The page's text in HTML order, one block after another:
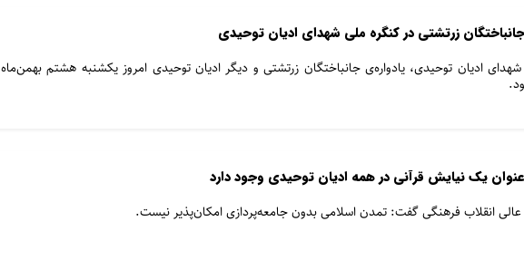
زرتشتی در کنگره ملی شهدای ادیان توحیدی
ادیان توحیدی، یادواره‌ی جانباختگان زرتشتی و دیگر ادیان توحیدی امروز یکشنبه هشتم بهمن‌ماه
یک نیایش قرآنی در همه ادیان توحیدی وجود دارد
عالی انقلاب فرهنگی گفت: تمدن اسلامی بدون جامعه‌پردازی امکان‌پذیر نیست.